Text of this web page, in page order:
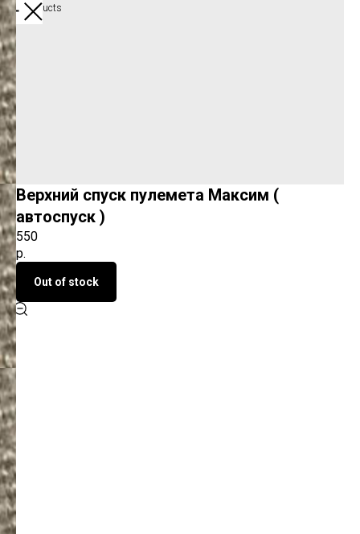
More products
Верхний спуск пулемета Максим (
автоспуск )
550
р.
Out of stock